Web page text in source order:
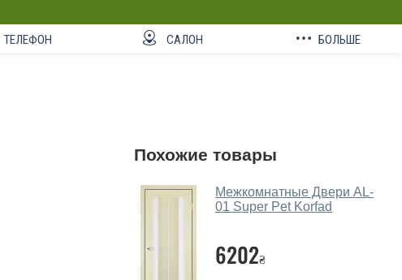
ТЕЛЕФОН САЛОН БОЛЬШЕ
Похожие товары
Межкомнатные Двери AL-
01 Super Pet Korfad
6202₴